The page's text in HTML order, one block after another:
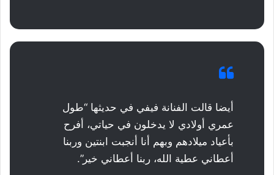
أيضا قالت الفنانة فيفي في حديثها “طول
عمري أولادي لا يدخلون في حياتي، أفرح
بأعياد ميلادهم وبهم أنا أنجبت ابنتين وربنا
أعطاني عطية الله، ربنا أعطاني خير”.